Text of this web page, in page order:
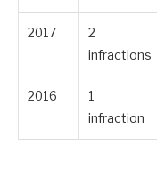
2017
2
infractions
2016
1
infraction